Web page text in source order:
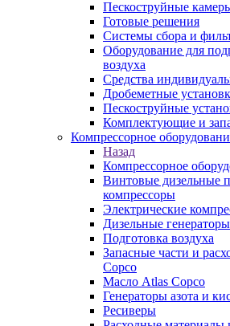
Пескоструйные
Готовые решения
Системы сбора и
Оборудование для
воздуха
Средства
Дробеметные
Пескоструйные
Комплектующие и
Компрессорное
Назад
Компрессорное
Винтовые дизельные
компрессоры
Электрические
Дизельные
Подготовка воздуха
Запасные части и
Copco
Масло Atlas Copco
Генераторы азота и
Ресиверы